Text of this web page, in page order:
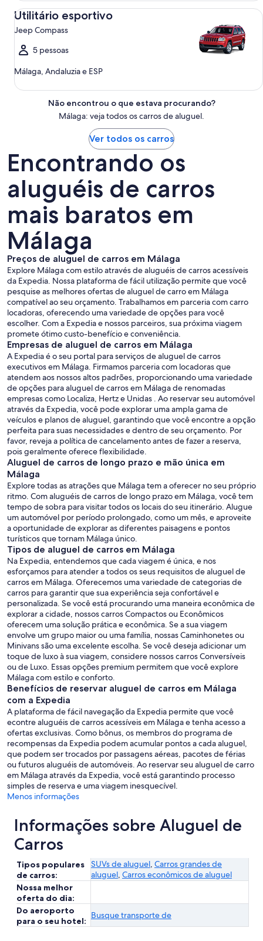
Utilitário esportivo
Jeep Compass
5 pessoas
Málaga, Andaluzia e ESP
Utilitário esportivo Jeep Compass
Não encontrou o que estava procurando?
Málaga: veja todos os carros de aluguel.
Ver todos os carros
Encontrando os
aluguéis de carros
mais baratos em
Málaga
Preços de aluguel de carros em Málaga
Explore Málaga com estilo através de aluguéis de carros acessíveis
da Expedia. Nossa plataforma de fácil utilização permite que você
pesquise as melhores ofertas de aluguel de carro em Málaga
compatível ao seu orçamento. Trabalhamos em parceria com carro
locadoras, oferecendo uma variedade de opções para você
escolher. Com a Expedia e nossos parceiros, sua próxima viagem
promete ótimo custo-benefício e conveniência.
Empresas de aluguel de carros em Málaga
A Expedia é o seu portal para serviços de aluguel de carros
executivos em Málaga. Firmamos parceria com locadoras que
atendem aos nossos altos padrões, proporcionando uma variedade
de opções para aluguel de carros em Málaga de renomadas
empresas como Localiza, Hertz e Unidas . Ao reservar seu automóvel
através da Expedia, você pode explorar uma ampla gama de
veículos e planos de aluguel, garantindo que você encontre a opção
perfeita para suas necessidades e dentro de seu orçamento. Por
favor, reveja a política de cancelamento antes de fazer a reserva,
pois geralmente oferece flexibilidade.
Aluguel de carros de longo prazo e mão única em
Málaga
Explore todas as atrações que Málaga tem a oferecer no seu próprio
ritmo. Com aluguéis de carros de longo prazo em Málaga, você tem
tempo de sobra para visitar todos os locais do seu itinerário. Alugue
um automóvel por período prolongado, como um mês, e aproveite
a oportunidade de explorar as diferentes paisagens e pontos
turísticos que tornam Málaga único.
Tipos de aluguel de carros em Málaga
Na Expedia, entendemos que cada viagem é única, e nos
esforçamos para atender a todos os seus requisitos de aluguel de
carros em Málaga. Oferecemos uma variedade de categorias de
carros para garantir que sua experiência seja confortável e
personalizada. Se você está procurando uma maneira econômica de
explorar a cidade, nossos carros Compactos ou Econômicos
oferecem uma solução prática e econômica. Se a sua viagem
envolve um grupo maior ou uma família, nossas Caminhonetes ou
Minivans são uma excelente escolha. Se você deseja adicionar um
toque de luxo à sua viagem, considere nossos carros Conversíveis
ou de Luxo. Essas opções premium permitem que você explore
Málaga com estilo e conforto.
Benefícios de reservar aluguel de carros em Málaga
com a Expedia
A plataforma de fácil navegação da Expedia permite que você
econtre aluguéis de carros acessíveis em Málaga e tenha acesso a
ofertas exclusivas. Como bônus, os membros do programa de
recompensas da Expedia podem acumular pontos a cada aluguel,
que podem ser trocados por passagens aéreas, pacotes de férias
ou futuros aluguéis de automóveis. Ao reservar seu aluguel de carro
em Málaga através da Expedia, você está garantindo processo
simples de reserva e uma viagem inesquecível.
Menos informações
Informações sobre Aluguel de
Carros
Tipos populares
de carros:
SUVs de aluguel, Carros grandes de
aluguel, Carros econômicos de aluguel
Nossa melhor
oferta do dia:
Do aeroporto
para o seu hotel:
Busque transporte de